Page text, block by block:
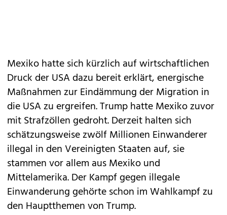
Mexiko hatte sich kürzlich auf wirtschaftlichen
Druck der USA dazu bereit erklärt, energische
Maßnahmen zur Eindämmung der Migration in
die USA zu ergreifen. Trump hatte Mexiko zuvor
mit Strafzöllen gedroht. Derzeit halten sich
schätzungsweise zwölf Millionen Einwanderer
illegal in den Vereinigten Staaten auf, sie
stammen vor allem aus Mexiko und
Mittelamerika. Der Kampf gegen illegale
Einwanderung gehörte schon im Wahlkampf zu
den Hauptthemen von Trump.